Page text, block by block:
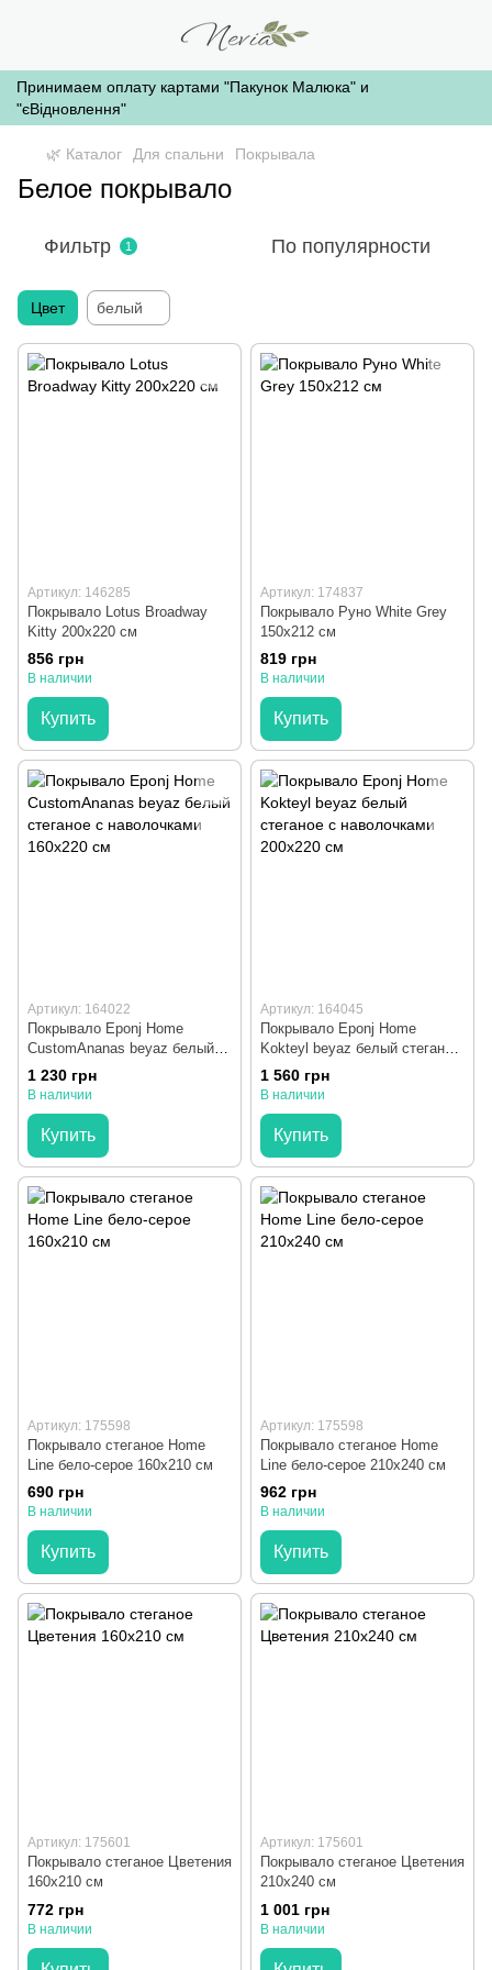
Принимаем оплату картами "Пакунок Малюка" и
"єВідновлення"
🌿 Каталог Для спальни Покрывала
Белое покрывало
Фильтр 1 По популярности
Цвет белый
Артикул: 146285
Покрывало Lotus Broadway
Kitty 200x220 см
856 грн
В наличии
Купить
Артикул: 174837
Покрывало Руно White Grey
150х212 см
819 грн
В наличии
Купить
Артикул: 164022
Покрывало Eponj Home
CustomAnanas beyaz белый
стеганое с наволочками
160x220 см
1 230 грн
В наличии
Купить
Артикул: 164045
Покрывало Eponj Home
Kokteyl beyaz белый стеганое
с наволочками 200x220 см
1 560 грн
В наличии
Купить
Артикул: 175598
Покрывало стеганое Home
Line бело-серое 160x210 см
690 грн
В наличии
Купить
Артикул: 175598
Покрывало стеганое Home
Line бело-серое 210х240 см
962 грн
В наличии
Купить
Артикул: 175601
Покрывало стеганое Цветения
160x210 см
772 грн
В наличии
Артикул: 175601
Покрывало стеганое Цветения
210х240 см
1 001 грн
В наличии